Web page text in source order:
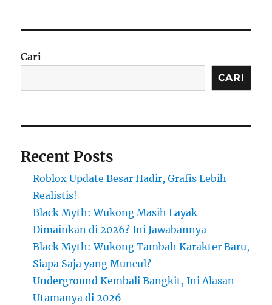
Cari
CARI
Recent Posts
Roblox Update Besar Hadir, Grafis Lebih
Realistis!
Black Myth: Wukong Masih Layak
Dimainkan di 2026? Ini Jawabannya
Black Myth: Wukong Tambah Karakter Baru,
Siapa Saja yang Muncul?
Underground Kembali Bangkit, Ini Alasan
Utamanya di 2026